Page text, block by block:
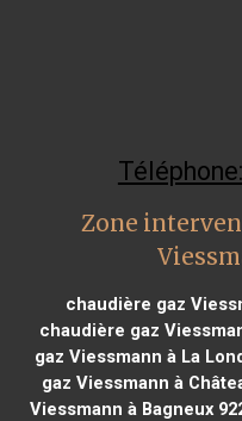
Zone
chaudière gaz
chaudière gaz
gaz Viessmann à La
gaz Viessmann à
Viessmann à Bagneux